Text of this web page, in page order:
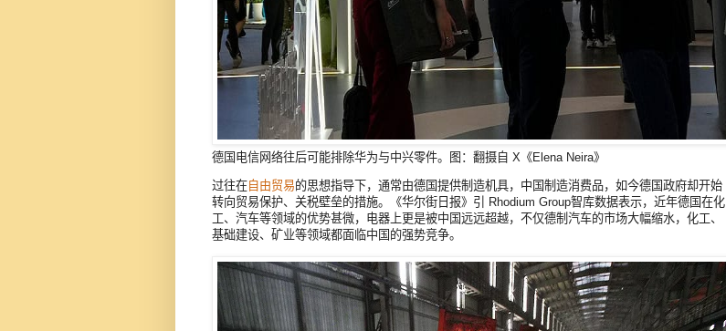
德国电信网络往后可能排除华为与中兴零件。图：翻摄自 X《Elena Neira》
过往在 自由贸易的思想指导下，通常由德国提供制造机具，中国制造消费品，如今德国政府却开始
转向贸易保护、关税壁垒的措施。《华尔街日报》引 Rhodium Group智库数据表示，近年德国在化
工、汽车等领域的优势甚微，电器上更是被中国远远超越，不仅德制汽车的市场大幅缩水，化工、
基础建设、矿业等领域都面临中国的强势竞争。